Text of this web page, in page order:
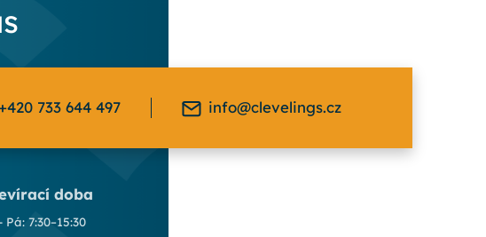
733 644 497 info@clevelings.cz
doba
Pá: 7:30–15:30